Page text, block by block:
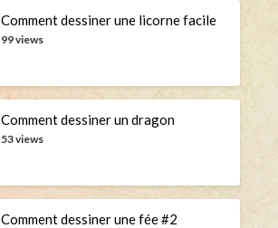
Comment dessiner une licorne facile
99 views
Comment dessiner un dragon
53 views
Comment dessiner une fée #2